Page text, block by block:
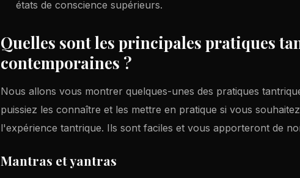
états de conscience supérieurs.
Quelles sont les principales pratiques
contemporaines ?
Nous allons vous montrer quelques-unes des pratiques
puissiez les connaître et les mettre en pratique si vous
l'expérience tantrique. Ils sont faciles et vous apporteront de
Mantras et yantras